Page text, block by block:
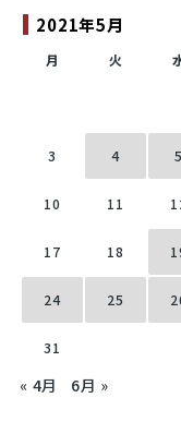
2021年5月
月 火
3 4 5
10 11
17 18
24 25
31
« 4月 6月 »